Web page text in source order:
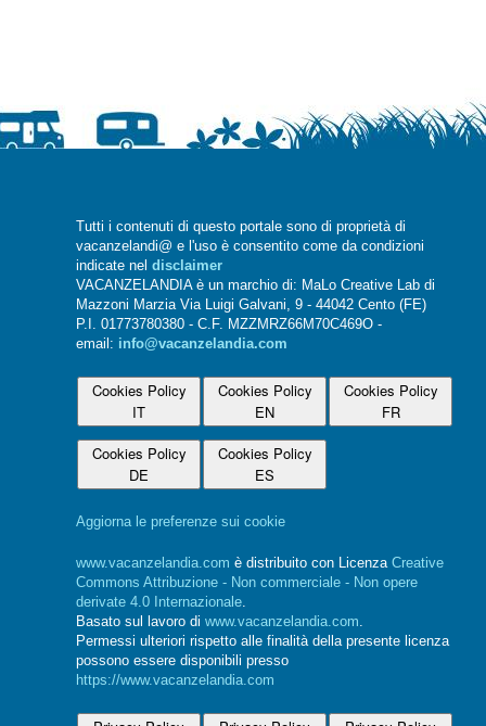
Tutti i contenuti di questo portale sono di proprietà di
vacanzelandi@ e l'uso è consentito come da condizioni
indicate nel disclaimer
VACANZELANDIA è un marchio di: MaLo Creative Lab di
Mazzoni Marzia Via Luigi Galvani, 9 - 44042 Cento (FE)
P.I. 01773780380 - C.F. MZZMRZ66M70C469O -
email: info@vacanzelandia.com
Cookies Policy
IT
Cookies Policy
EN
Cookies Policy
FR
Cookies Policy
DE
Cookies Policy
ES
Aggiorna le preferenze sui cookie
www.vacanzelandia.com è distribuito con Licenza Creative
Commons Attribuzione - Non commerciale - Non opere
derivate 4.0 Internazionale.
Basato sul lavoro di www.vacanzelandia.com.
Permessi ulteriori rispetto alle finalità della presente licenza
possono essere disponibili presso
https://www.vacanzelandia.com